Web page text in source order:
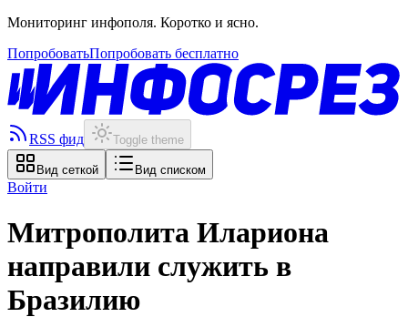
Мониторинг инфополя. Коротко и ясно.
ПопробоватьПопробовать бесплатно
RSS фид Toggle theme
Вид сеткой Вид списком
Войти
Митрополита Илариона
направили служить в
Бразилию